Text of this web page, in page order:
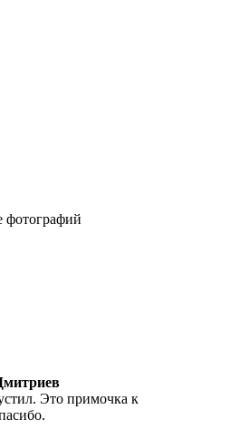
фотографий
Это примочка к